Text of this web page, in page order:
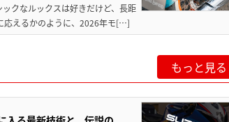
クなルックスは好きだけど、長距
応えるかのように、2026年モ[…]
もっと見る